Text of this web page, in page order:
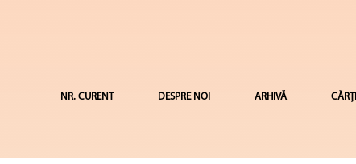
NR. CURENT DESPRE NOI ARHIVĂ CĂRȚI